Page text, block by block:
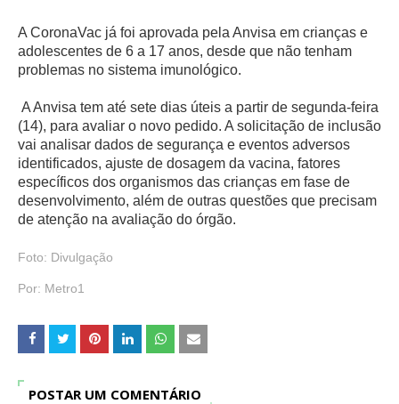
A CoronaVac já foi aprovada pela Anvisa em crianças e
adolescentes de 6 a 17 anos, desde que não tenham
problemas no sistema imunológico.
A Anvisa tem até sete dias úteis a partir de segunda-feira
(14), para avaliar o novo pedido. A solicitação de inclusão
vai analisar dados de segurança e eventos adversos
identificados, ajuste de dosagem da vacina, fatores
específicos dos organismos das crianças em fase de
desenvolvimento, além de outras questões que precisam
de atenção na avaliação do órgão.
Foto: Divulgação
Por: Metro1
POSTAR UM COMENTÁRIO